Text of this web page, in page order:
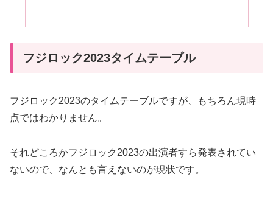
フジロック2023タイムテーブル
フジロック2023のタイムテーブルですが、もちろん現時
点ではわかりません。
それどころかフジロック2023の出演者すら発表されてい
ないので、なんとも言えないのが現状です。